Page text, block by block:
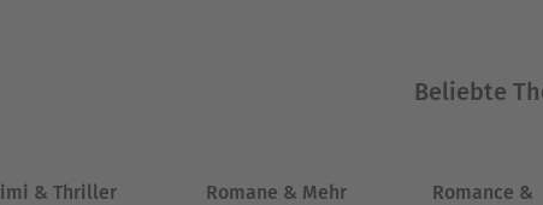
Beliebte
& Thriller Romane & Mehr
Romance &